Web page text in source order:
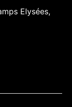
Elysées,